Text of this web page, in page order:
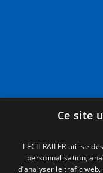
Ce site
LECITRAILER utilise
personnalisation,
d’analyser le trafic